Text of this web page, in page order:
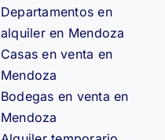
Departamentos en
alquiler en Mendoza
Casas en venta en
Mendoza
Bodegas en venta en
Mendoza